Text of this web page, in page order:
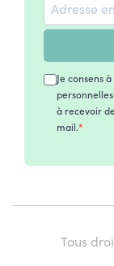
Je consens
à recevoir
mail.
Tous